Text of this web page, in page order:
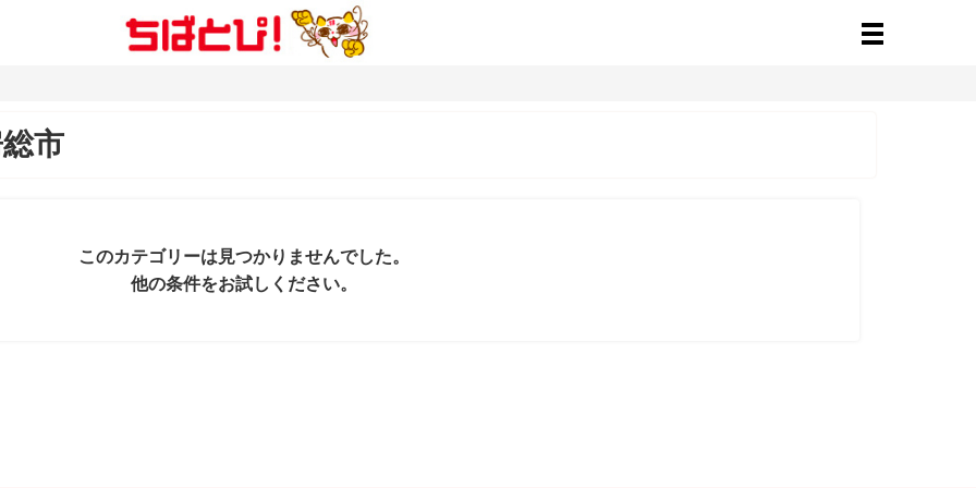
市
このカテゴリーは見つかりませんでした。
他の条件をお試しください。